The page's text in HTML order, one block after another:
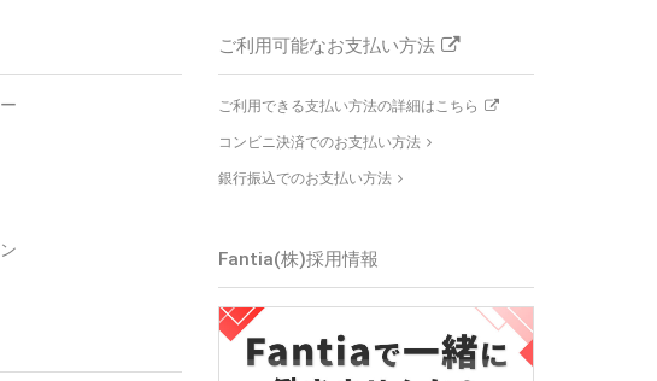
ご利用可能なお支払い方法
ご利用できる支払い方法の詳細はこちら
コンビニ決済でのお支払い方法
銀行振込でのお支払い方法
Fantia(株)採用情報